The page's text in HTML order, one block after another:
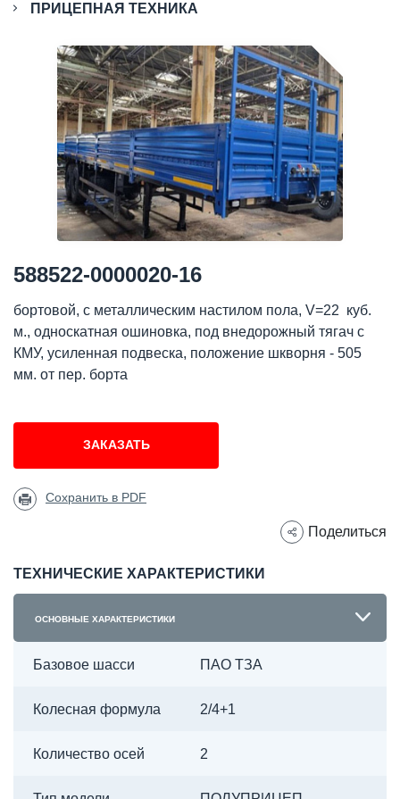
ПРИЦЕПНАЯ ТЕХНИКА
588522-0000020-16
бортовой, с металлическим настилом пола, V=22 куб.
м., односкатная ошиновка, под внедорожный тягач с
КМУ, усиленная подвеска, положение шкворня - 505
мм. от пер. борта
ЗАКАЗАТЬ
Сохранить в PDF
Поделиться
ТЕХНИЧЕСКИЕ ХАРАКТЕРИСТИКИ
ОСНОВНЫЕ ХАРАКТЕРИСТИКИ
Базовое шасси ПАО ТЗА
Колесная формула 2/4+1
Количество осей 2